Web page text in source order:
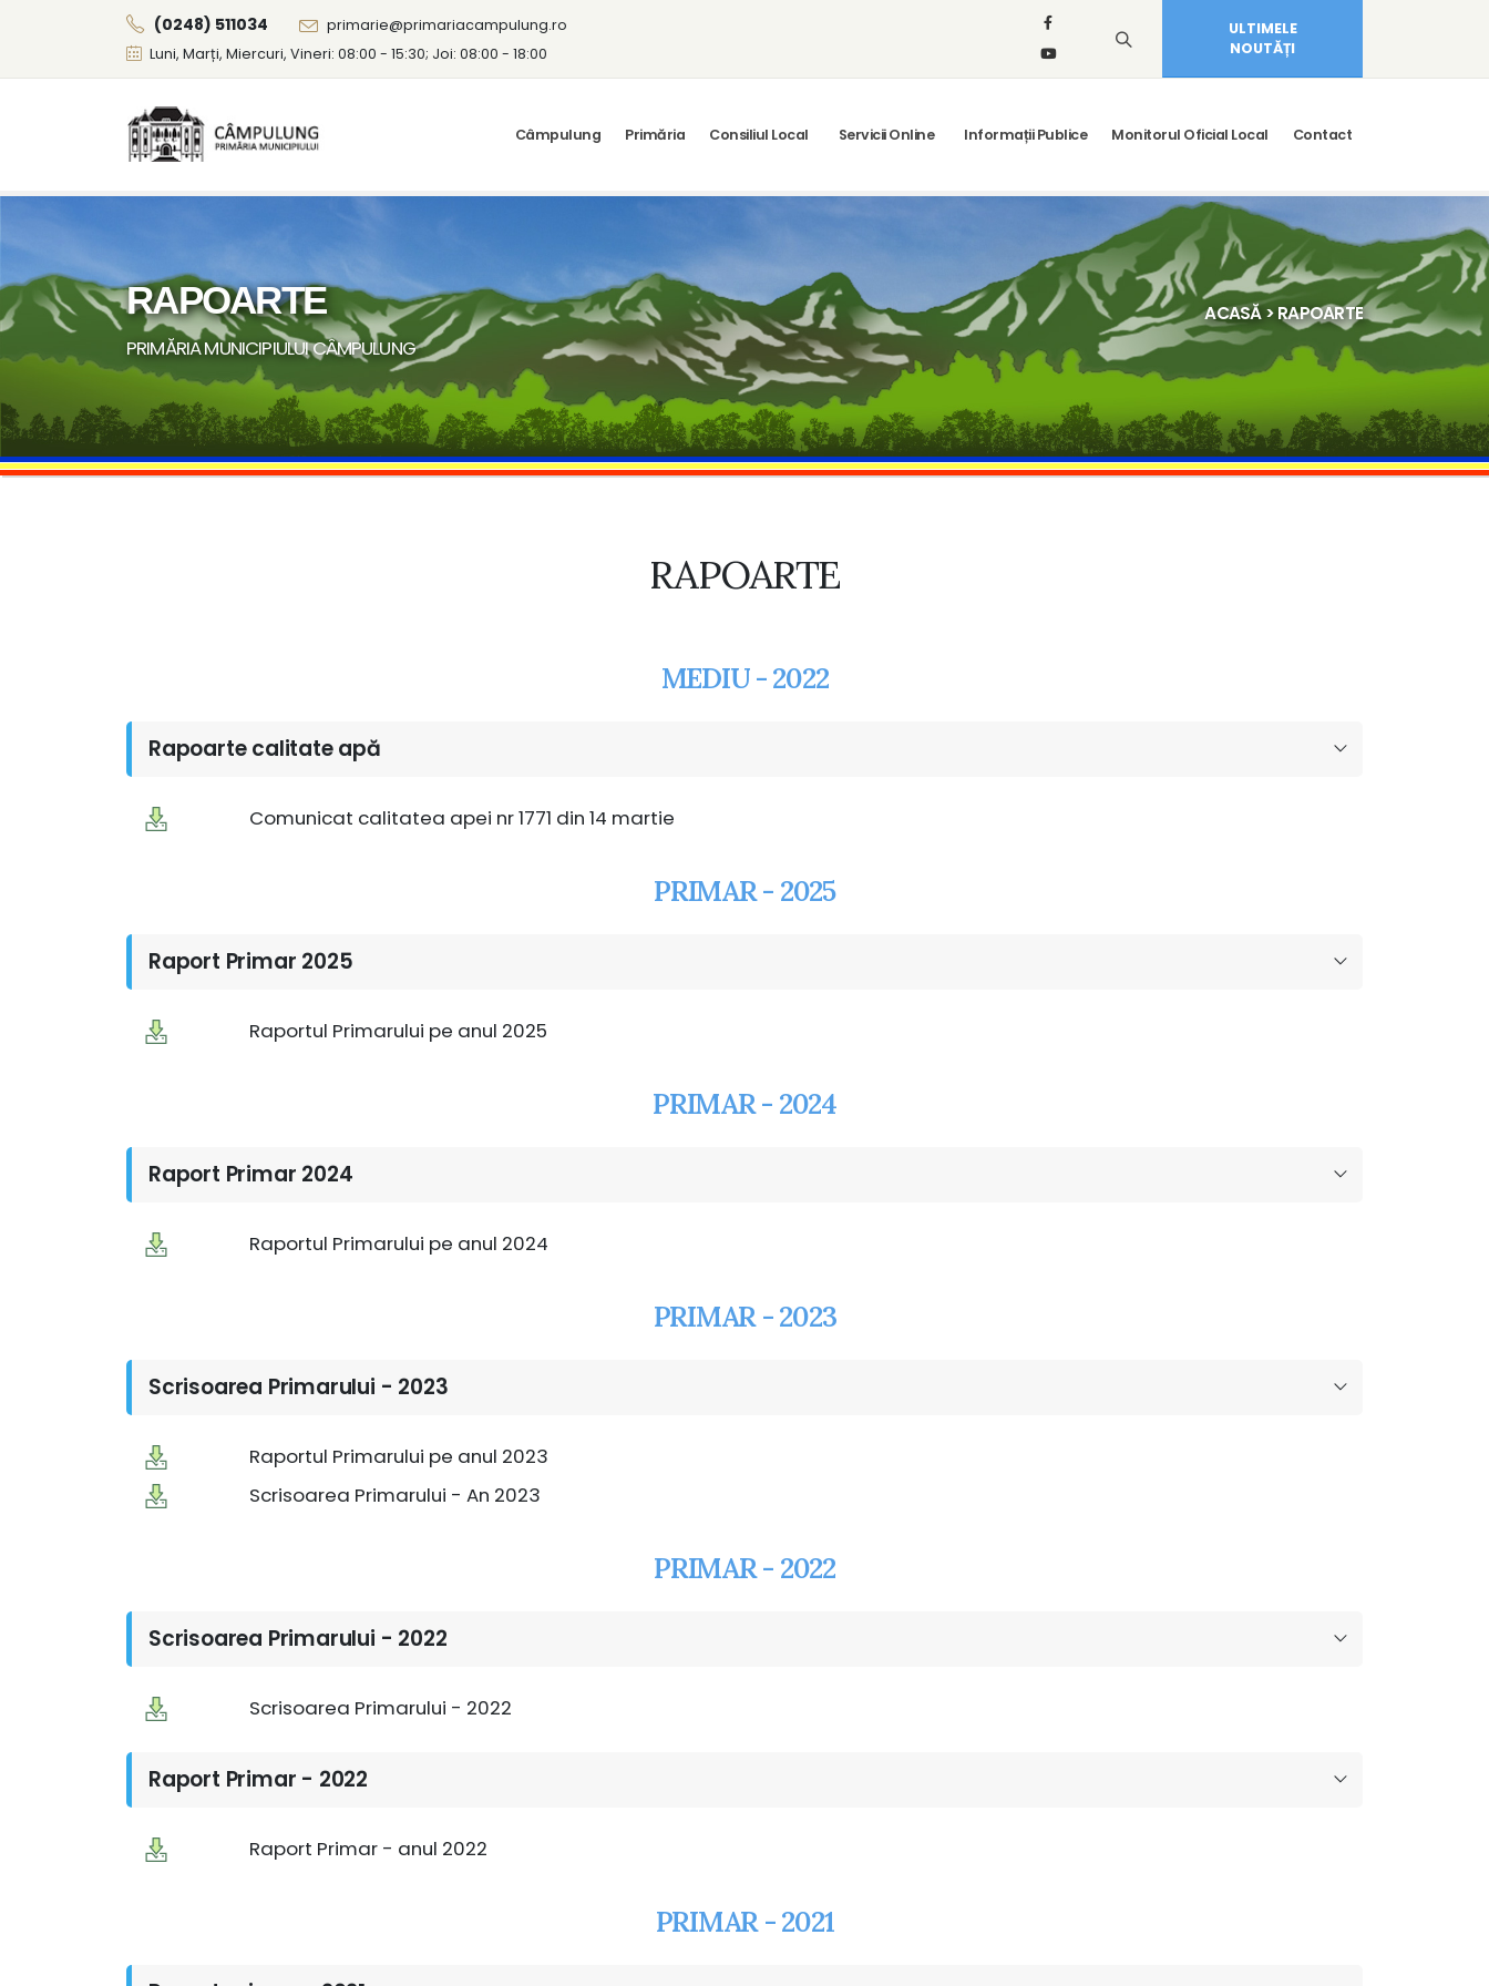
(0248) 511034
primarie@primariacampulung.ro
Luni, Marți, Miercuri, Vineri: 08:00 - 15:30; Joi: 08:00 - 18:00
ULTIMELE
NOUTĂȚI
Câmpulung Primăria Consiliul Local Servicii Online Informații Publice Monitorul Oficial Local Contact
RAPOARTE
PRIMĂRIA MUNICIPIULUI CÂMPULUNG
ACASĂ> RAPOARTE
RAPOARTE
MEDIU - 2022
Rapoarte calitate apă
Comunicat calitatea apei nr 1771 din 14 martie
PRIMAR - 2025
Raport Primar 2025
Raportul Primarului pe anul 2025
PRIMAR - 2024
Raport Primar 2024
Raportul Primarului pe anul 2024
PRIMAR - 2023
Scrisoarea Primarului - 2023
Raportul Primarului pe anul 2023
Scrisoarea Primarului - An 2023
PRIMAR - 2022
Scrisoarea Primarului - 2022
Scrisoarea Primarului - 2022
Raport Primar - 2022
Raport Primar - anul 2022
PRIMAR - 2021